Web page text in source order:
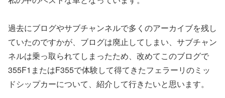
過去にブログやサブチャンネルで多くのアーカイブを残し
ていたのですかが、ブログは廃止してしまい、サブチャン
ネルは乗っ取られてしまったため、改めてこのブログで
355F1またはF355で体験して得てきたフェラーリのミッ
ドシップカーについて、紹介して行きたいと思います。